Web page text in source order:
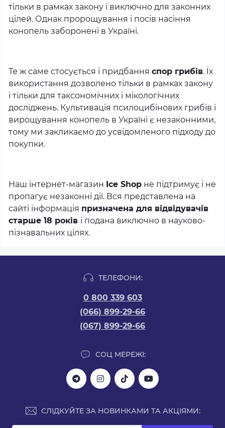
тільки в рамках закону і виключно для законних
цілей. Однак пророщування і посів насіння
конопель заборонені в Україні.
Те ж саме стосується і придбання спор грибів. Їх
використання дозволено тільки в рамках закону
і тільки для таксономічних і мікологічних
досліджень. Культивація псилоцибінових грибів і
вирощування конопель в Україні є незаконними,
тому ми закликаємо до усвідомленого підходу до
покупки.
Наш інтернет-магазин Ice Shop не підтримує і не
пропагує незаконні дії. Вся представлена на
сайті інформація призначена для відвідувачів
старше 18 років і подана виключно в науково-
пізнавальних цілях.
ТЕЛЕФОНИ:
0 800 339 603
(066) 899-29-66
(067) 899-29-66
СОЦ МЕРЕЖІ:
СЛІДКУЙТЕ ЗА НОВИНКАМИ ТА АКЦІЯМИ: